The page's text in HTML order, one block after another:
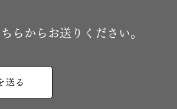
らからお送りください。
送る